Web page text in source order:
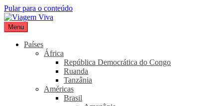
Pular para o conteúdo
Viagem Viva
Seu portal de turismo sustentável
Menu
Países
África
República Democrática do Congo
Ruanda
Tanzânia
Américas
Brasil